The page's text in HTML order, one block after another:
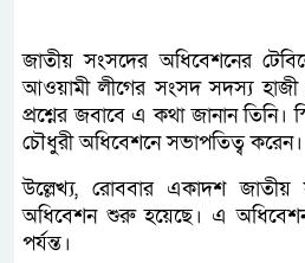
জাতীয় সংসদের অধিবেশনের
আওয়ামী লীগের সংসদ সদস্য হাজী
প্রশ্নের জবাবে এ কথা জানান তিনি।
চৌধুরী অধিবেশনে সভাপতিত্ব করেন।
উল্লেখ্য, রোববার একাদশ
অধিবেশন শুরু হয়েছে। এ
পর্যন্ত।